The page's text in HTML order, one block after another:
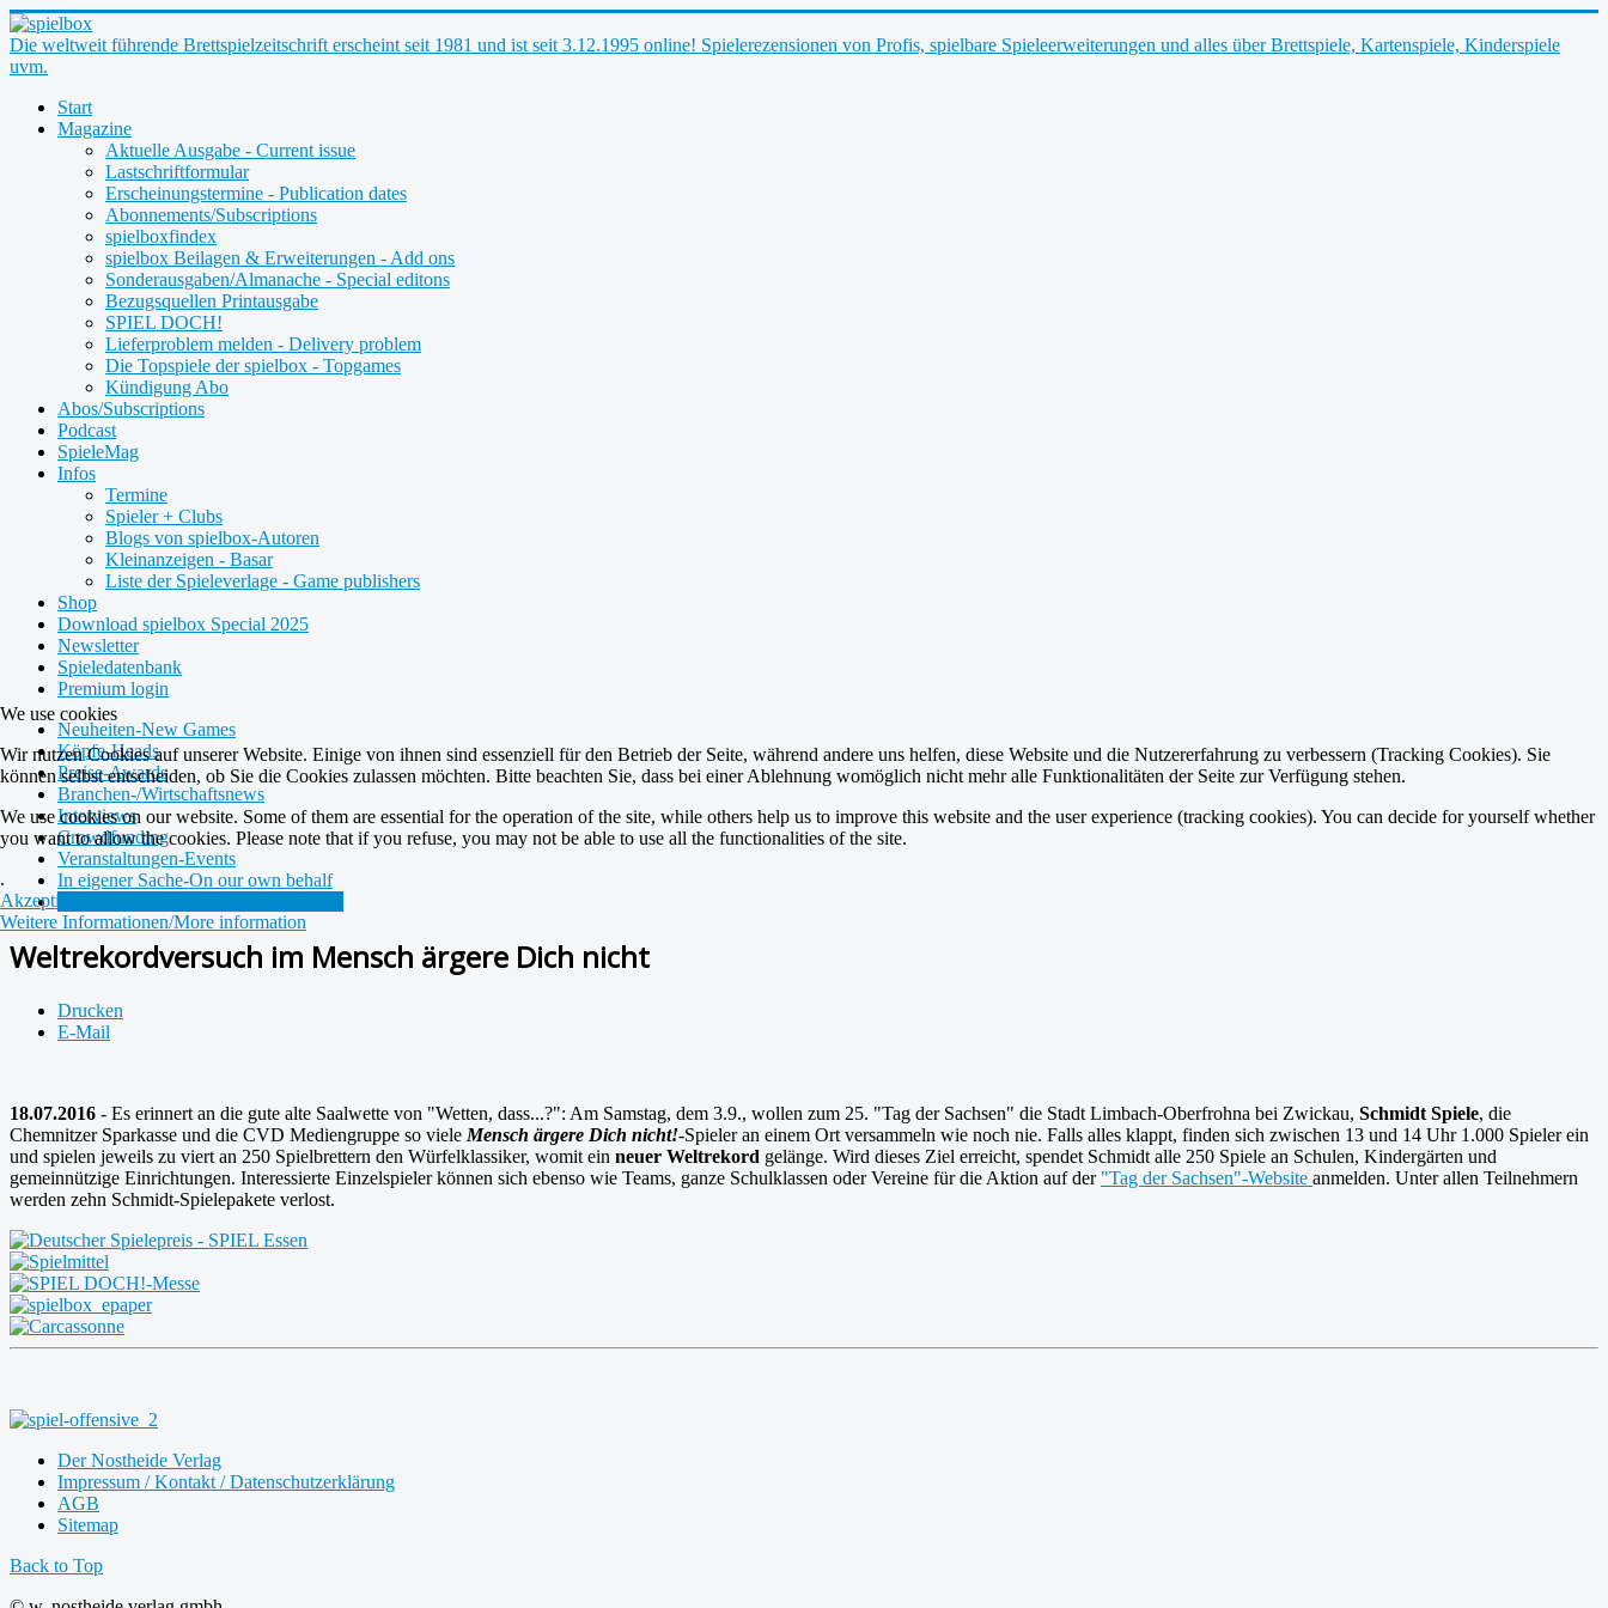
Die weltweit führende Brettspielzeitschrift erscheint seit 1981 und ist seit 3.12.1995 online! Spielerezensionen von Profis, spielbare Spieleerweiterungen und alles über Brettspiele, Kartenspiele, Kinderspiele
uvm.
Start
Magazine
Aktuelle Ausgabe - Current issue
Lastschriftformular
Erscheinungstermine - Publication dates
Abonnements/Subscriptions
spielboxfindex
spielbox Beilagen & Erweiterungen - Add ons
Sonderausgaben/Almanache - Special editons
Bezugsquellen Printausgabe
SPIEL DOCH!
Lieferproblem melden - Delivery problem
Die Topspiele der spielbox - Topgames
Kündigung Abo
Abos/Subscriptions
Podcast
SpieleMag
Infos
Termine
Spieler + Clubs
Blogs von spielbox-Autoren
Kleinanzeigen - Basar
Liste der Spieleverlage - Game publishers
Shop
Download spielbox Special 2025
Newsletter
Spieledatenbank
Premium login
Neuheiten-New Games
Köpfe-Heads
Preise-Awards
Branchen-/Wirtschaftsnews
Interviews
Crowdfunding
Veranstaltungen-Events
In eigener Sache-On our own behalf
Weltrekordversuch im Mensch ärgere Dich nicht
Drucken
E-Mail
18.07.2016 - Es erinnert an die gute alte Saalwette von "Wetten, dass...?": Am Samstag, dem 3.9., wollen zum 25. "Tag der Sachsen" die Stadt Limbach-Oberfrohna bei Zwickau, Schmidt Spiele, die
Chemnitzer Sparkasse und die CVD Mediengruppe so viele Mensch ärgere Dich nicht!-Spieler an einem Ort versammeln wie noch nie. Falls alles klappt, finden sich zwischen 13 und 14 Uhr 1.000 Spieler ein
und spielen jeweils zu viert an 250 Spielbrettern den Würfelklassiker, womit ein neuer Weltrekord gelänge. Wird dieses Ziel erreicht, spendet Schmidt alle 250 Spiele an Schulen, Kindergärten und
gemeinnützige Einrichtungen. Interessierte Einzelspieler können sich ebenso wie Teams, ganze Schulklassen oder Vereine für die Aktion auf der "Tag der Sachsen"-Website anmelden. Unter allen Teilnehmern
werden zehn Schmidt-Spielepakete verlost.
Der Nostheide Verlag
Impressum / Kontakt / Datenschutzerklärung
AGB
Sitemap
Back to Top
We use cookies
Wir nutzen Cookies auf unserer Website. Einige von ihnen sind essenziell für den Betrieb der Seite, während andere uns helfen, diese Website und die Nutzererfahrung zu verbessern (Tracking Cookies). Sie
können selbst entscheiden, ob Sie die Cookies zulassen möchten. Bitte beachten Sie, dass bei einer Ablehnung womöglich nicht mehr alle Funktionalitäten der Seite zur Verfügung stehen.
We use cookies on our website. Some of them are essential for the operation of the site, while others help us to improve this website and the user experience (tracking cookies). You can decide for yourself whether
you want to allow the cookies. Please note that if you refuse, you may not be able to use all the functionalities of the site.
.
Akzeptieren/Accept
Weitere Informationen/More information